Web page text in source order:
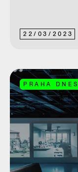
22/ 03/ 2023
PRAHA DNES